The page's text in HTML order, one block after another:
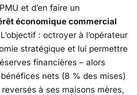
et d’en faire un
économique commercial
: octroyer à l’opérateur
stratégique et lui permettre
financières – alors
bénéfices nets (8 % des mises)
à ses maisons mères,